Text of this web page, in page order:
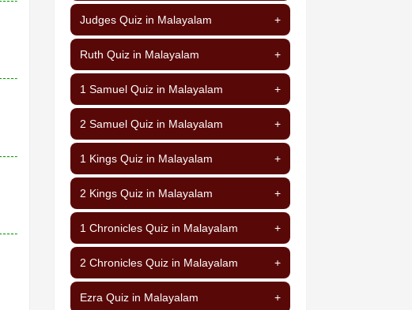
Judges Quiz in Malayalam +
Ruth Quiz in Malayalam +
1 Samuel Quiz in Malayalam +
2 Samuel Quiz in Malayalam +
1 Kings Quiz in Malayalam +
2 Kings Quiz in Malayalam +
1 Chronicles Quiz in Malayalam +
2 Chronicles Quiz in Malayalam +
Ezra Quiz in Malayalam +